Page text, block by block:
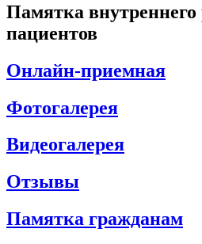
Памятка внутреннего
пациентов
Онлайн-приемная
Фотогалерея
Видеогалерея
Отзывы
Памятка гражданам